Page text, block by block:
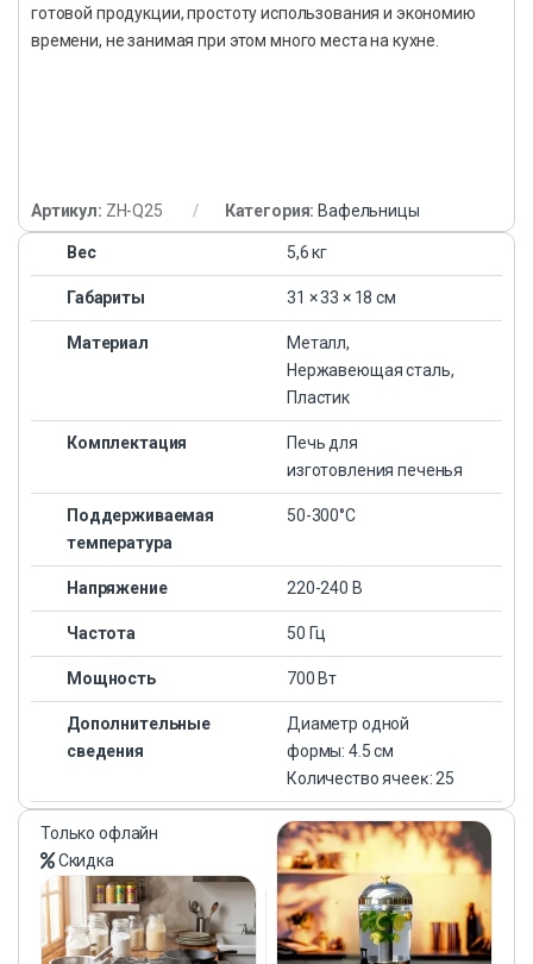
готовой продукции, простоту использования и экономию
времени, не занимая при этом много места на кухне.
Артикул: ZH-Q25 Категория: Вафельницы
Вес 5,6 кг
Габариты 31 × 33 × 18 см
Материал
Металл,
Нержавеющая сталь,
Пластик
Комплектация
Печь для
изготовления печенья
Поддерживаемая
температура
50-300°С
Напряжение 220-240 В
Частота 50 Гц
Мощность 700 Вт
Дополнительные
сведения
Диаметр одной
формы: 4.5 см
Количество ячееĸ: 25
Только офлайн
Скидка